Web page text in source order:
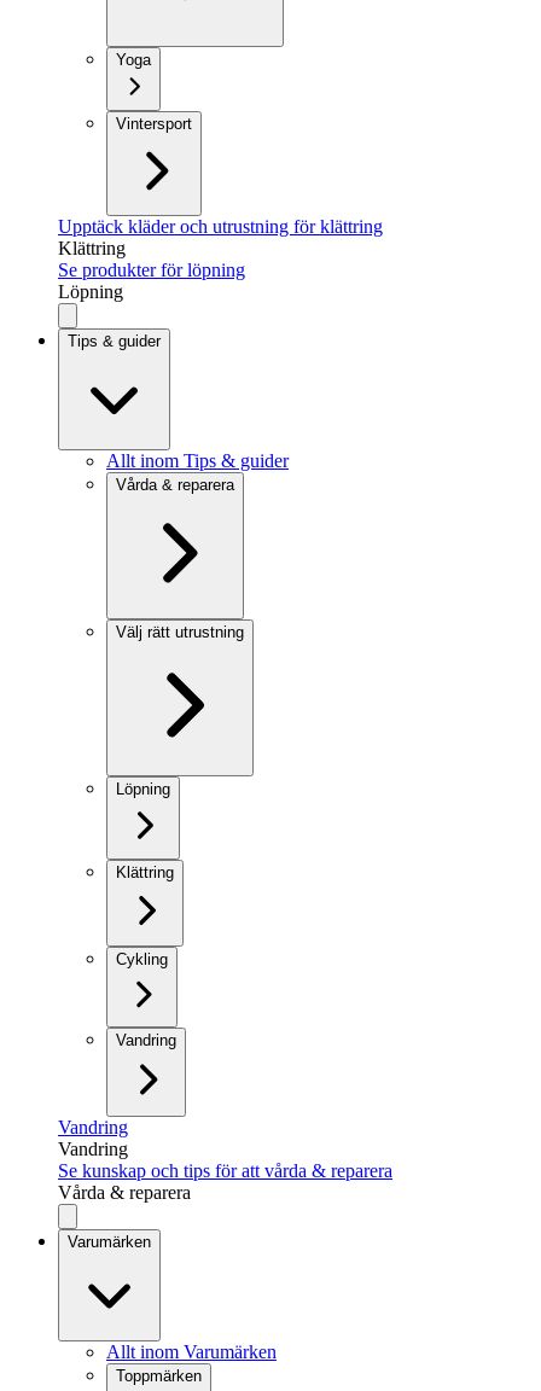
Yoga
Vintersport
Upptäck kläder och utrustning för klättring
Klättring
Se produkter för löpning
Löpning
Tips & guider
Allt inom Tips & guider
Vårda & reparera
Välj rätt utrustning
Löpning
Klättring
Cykling
Vandring
Vandring
Vandring
Se kunskap och tips för att vårda & reparera
Vårda & reparera
Varumärken
Allt inom Varumärken
Toppmärken